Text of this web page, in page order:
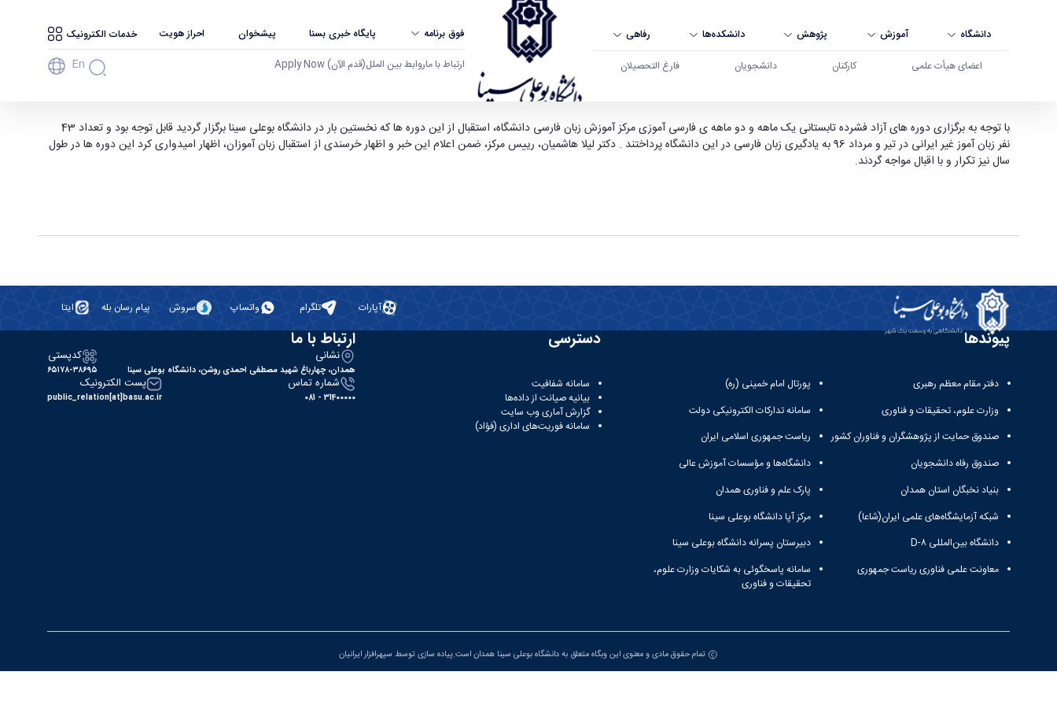
دانشگاه آموزش پژوهش دانشکده‌ها رفاهی
اعضای هیأت علمی کارکنان دانشجویان فارغ التحصیلان
فوق برنامه پایگاه خبری بسنا پیشخوان احراز هویت خدمات الکترونیک
ارتباط با ماروابط بین الملل(قدم الآن) Apply Now En
" استقبال زبان آموزان خارجی از دوره های آزاد فشرده ی تابستانی " آموزش زبان فارسی " و " دانش افزایی زبان فارسی " مرکز آموزش زبان فارسی به غیر
فارسی زبانان دانشگاه " - دانشگاه بوعلی سینا همدان
با توجه به برگزاری دوره های آزاد فشرده تابستانی یک ماهه و دو ماهه ی فارسی آموزی مرکز آموزش زبان فارسی دانشگاه، استقبال از این دوره ها که نخستین بار در دانشگاه بوعلی سینا برگزار گردید قابل توجه بود و تعداد 43
نفر زبان آموز غیر ایرانی در تیر و مرداد 96 به یادگیری زبان فارسی در این دانشگاه پرداختند . دکتر لیلا هاشمیان، رییس مرکز، ضمن اعلام این خبر و اظهار خرسندی از استقبال زبان آموزان، اظهار امیدواری کرد این دوره ها در طول
سال نیز تکرار و با اقبال مواجه گردند.
آپارات تلگرام واتساپ سروش پیام رسان بله ایتا
پیوندها
دفتر مقام معظم رهبری
وزارت علوم، تحقیقات و فناوری
صندوق حمایت از پژوهشگران و فناوران کشور
صندوق رفاه دانشجویان
بنیاد نخبگان استان همدان
شبکه آزمایشگاه‌های علمی ایران(شاعا)
دانشگاه بین‌المللی D-۸
معاونت علمی فناوری ریاست جمهوری
پورتال امام خمینی (ره)
سامانه تدارکات الکترونیکی دولت
ریاست جمهوری اسلامی ایران
دانشگاه‌ها و مؤسسات آموزش عالی
پارک علم و فناوری همدان
مرکز آپا دانشگاه بوعلی سینا
دبیرستان پسرانه دانشگاه بوعلی سینا
سامانه پاسخگوئی به شکایات وزارت علوم،
تحقیقات و فناوری
دسترسی
سامانه شفافیت
بیانیه صیانت از داده‌ها
گزارش آماری وب‌ سایت
سامانه فوریت‌های اداری (فؤاد)
ارتباط با ما
نشانی
همدان، چهارباغ شهید مصطفی احمدی روشن، دانشگاه بوعلی سینا
کدپستی
۶۵۱۷۸-۳۸۶۹۵
شماره تماس
31400000 - 081
پست الکترونیک
public_relation[at]basu.ac.ir
تمام حقوق مادی و معنوی این وبگاه متعلق به دانشگاه بوعلی سینا همدان است.پیاده سازی توسط سپهرافزار ایرانیان